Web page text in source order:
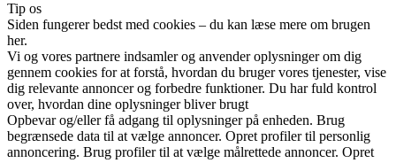
Tip os
Siden fungerer bedst med cookies – du kan læse mere om brugen
her.
Vi og vores partnere indsamler og anvender oplysninger om dig
gennem cookies for at forstå, hvordan du bruger vores tjenester, vise
dig relevante annoncer og forbedre funktioner. Du har fuld kontrol
over, hvordan dine oplysninger bliver brugt
Opbevar og/eller få adgang til oplysninger på enheden. Brug
begrænsede data til at vælge annoncer. Opret profiler til personlig
annoncering. Brug profiler til at vælge målrettede annoncer. Opret